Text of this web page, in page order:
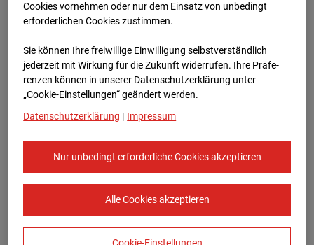
Zur Übersicht
Archivdatum: 15.01.2024 09:31,
Europe/Berlin
Cookies vornehmen oder nur dem Einsatz von unbedingt
erforderlichen Cookies zustimmen.
Sie können Ihre freiwillige Einwilligung selbstverständlich
jederzeit mit Wirkung für die Zukunft widerrufen. Ihre Prä­fe­
renzen können in unserer Datenschutzerklärung unter
„Cookie-Einstellungen“ geändert werden.
Datenschutzerklärung | Impressum
Nur unbedingt erforderliche Cookies akzeptieren
Alle Cookies akzeptieren